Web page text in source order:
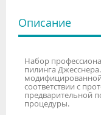
Описание
Набор
пилинга
соответствии с
предварительной
процедуры.